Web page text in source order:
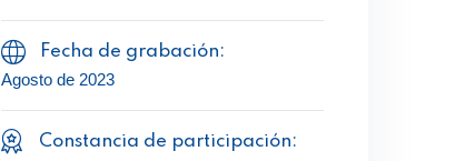
Fecha de grabación:
Agosto de 2023
Constancia de participación: